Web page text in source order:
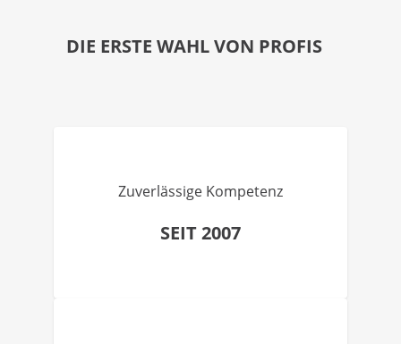
DIE ERSTE WAHL VON PROFIS
Zuverlässige Kompetenz
SEIT 2007